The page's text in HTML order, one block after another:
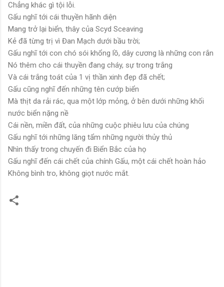
Chẳng khác gì tội lỗi.
Gấu nghĩ tới cái thuyền hãnh diện
Mang trở lại biển, thây của Scyd Sceaving
Kẻ đã từng trị vì Đan Mạch dưới bầu trời;
Gấu nghĩ tới con chó sói khổng lồ, dây cương là những con rắn
Nó thêm cho cái thuyền đang cháy, sự trong trắng
Và cái trắng toát của 1 vị thần xinh đẹp đã chết;
Gấu cũng nghĩ đến những tên cướp biển
Mà thịt da rải rác, qua một lớp mỏng, ở bên dưới những khối
nước biển nặng nề
Cái nền, miền đất, của những cuộc phiêu lưu của chúng
Gấu nghĩ tới những lăng tẩm những người thủy thủ
Nhìn thấy trong chuyến đi Biển Bắc của họ
Gấu nghĩ đến cái chết của chính Gấu, một cái chết hoàn hảo
Không bình tro, không giọt nước mắt.